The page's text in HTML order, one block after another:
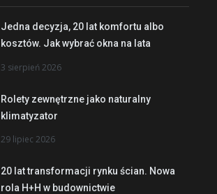
Jedna decyzja, 20 lat komfortu albo
kosztów. Jak wybrać okna na lata
3 sierpień 2026
Rolety zewnętrzne jako naturalny
klimatyzator
29 lipiec 2026
20 lat transformacji rynku ścian. Nowa
rola H+H w budownictwie